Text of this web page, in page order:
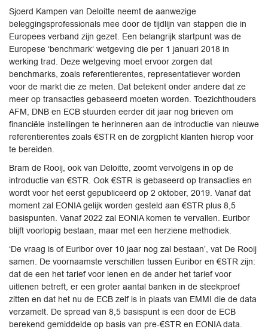
Sjoerd Kampen van Deloitte neemt de aanwezige
beleggingsprofessionals mee door de tijdlijn van stappen die in
Europees verband zijn gezet. Een belangrijk startpunt was de
Europese ‘benchmark‘ wetgeving die per 1 januari 2018 in
werking trad. Deze wetgeving moet ervoor zorgen dat
benchmarks, zoals referentierentes, representatiever worden
voor de markt die ze meten. Dat betekent onder andere dat ze
meer op transacties gebaseerd moeten worden. Toezichthouders
AFM, DNB en ECB stuurden eerder dit jaar nog brieven om
financiële instellingen te herinneren aan de introductie van nieuwe
referentierentes zoals €STR en de zorgplicht klanten hierop voor
te bereiden.
Bram de Rooij, ook van Deloitte, zoomt vervolgens in op de
introductie van €STR. Ook €STR is gebaseerd op transacties en
wordt voor het eerst gepubliceerd op 2 oktober, 2019. Vanaf dat
moment zal EONIA gelijk worden gesteld aan €STR plus 8,5
basispunten. Vanaf 2022 zal EONIA komen te vervallen. Euribor
blijft voorlopig bestaan, maar met een herziene methodiek.
‘De vraag is of Euribor over 10 jaar nog zal bestaan’, vat De Rooij
samen. De voornaamste verschillen tussen Euribor en €STR zijn:
dat de een het tarief voor lenen en de ander het tarief voor
uitlenen betreft, er een groter aantal banken in de steekproef
zitten en dat het nu de ECB zelf is in plaats van EMMI die de data
verzamelt. De spread van 8,5 basispunt is een door de ECB
berekend gemiddelde op basis van pre-€STR en EONIA data.